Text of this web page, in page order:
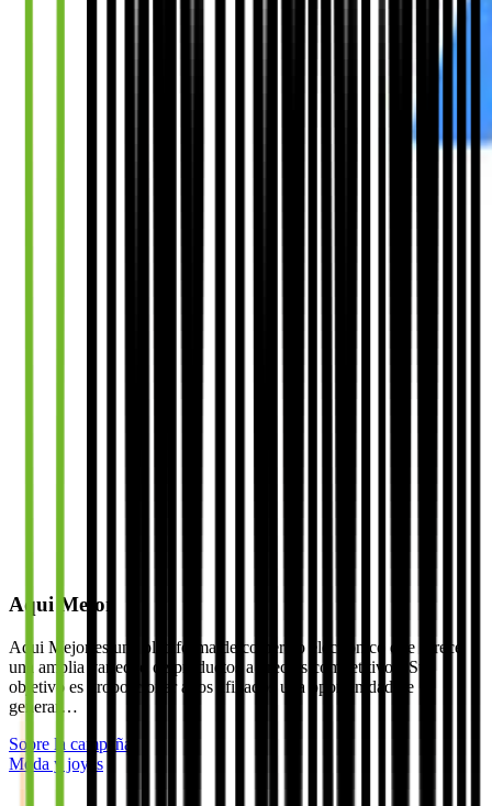
Aqui Mejor
​Aqui Mejor es una plataforma de comercio electrónico que ofrece
una amplia variedad de productos a precios competitivos. Su
objetivo es proporcionar a los afiliados una oportunidad de
generar…
Sobre la campaña
Moda y joyas